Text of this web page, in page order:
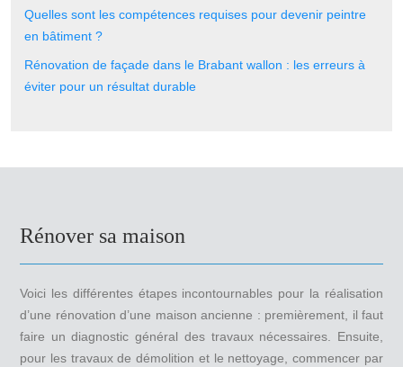
Quelles sont les compétences requises pour devenir peintre
en bâtiment ?
Rénovation de façade dans le Brabant wallon : les erreurs à
éviter pour un résultat durable
Rénover sa maison
Voici les différentes étapes incontournables pour la réalisation
d’une rénovation d’une maison ancienne : premièrement, il faut
faire un diagnostic général des travaux nécessaires. Ensuite,
pour les travaux de démolition et le nettoyage, commencer par